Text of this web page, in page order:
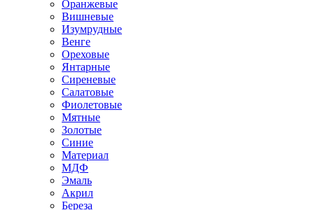
Оранжевые
Вишневые
Изумрудные
Венге
Ореховые
Янтарные
Сиреневые
Салатовые
Фиолетовые
Мятные
Золотые
Синие
Материал
МДФ
Эмаль
Акрил
Береза